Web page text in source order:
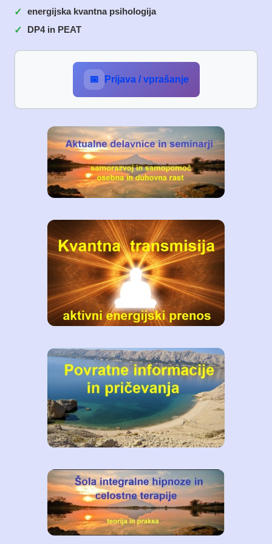
energijska kvantna psihologija
DP4 in PEAT
📅 Prijava / vprašanje